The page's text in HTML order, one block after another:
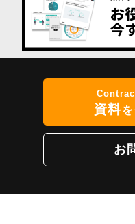
資料を
お